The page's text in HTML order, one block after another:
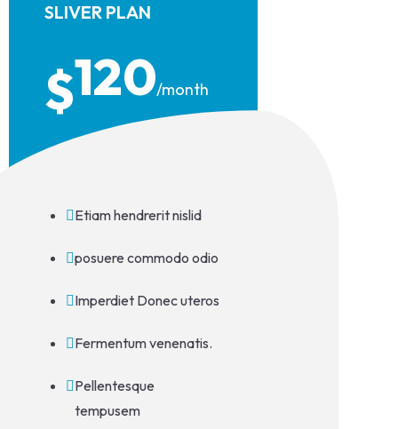
SLIVER PLAN
$120/month
Etiam hendrerit nislid
posuere commodo odio
Imperdiet Donec uteros
Fermentum venenatis.
Pellentesque
tempusem